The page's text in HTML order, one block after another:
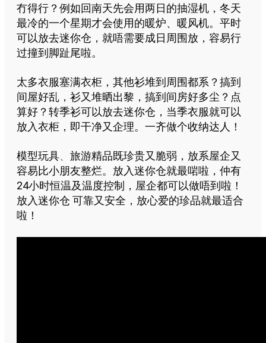
冇得行？例如回南天先会用两日的抽湿机，冬天
最冷的一个星期才会使用的暖炉、暖风机。平时
可以放去迷你仓，就唔需要成日周围放，容易行
过撞到脚趾尾啦。
太多衣服塞满衣柜，其他衫堆到周围都系？搞到
间屋好乱，衫又堆晒出黎，搞到间房好多尘？点
算好？转季衫可以放去迷你仓，当季衣服就可以
放入衣柜，即干净又企理。一齐做个收纳达人！
模型玩具、 旅游精品既珍贵又脆弱，放系屋企又
容易比小朋友整烂。放入迷你仓就最啱啦，仲有
24小时恒温及温度控制，屋企都可以做唔到啦！
放入迷你仓 可靠又安全，放心爱的珍品就最适合
啦！